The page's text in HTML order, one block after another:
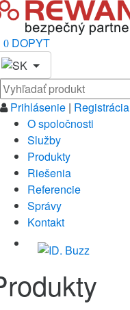
0 DOPYT
Prihlásenie | Registrácia
O spoločnosti
Služby
Produkty
Riešenia
Referencie
Správy
Kontakt